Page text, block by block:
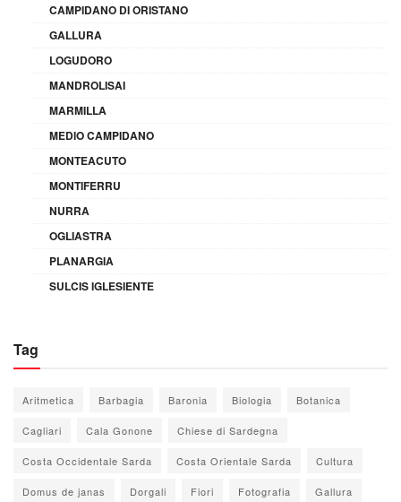
CAMPIDANO DI ORISTANO
GALLURA
LOGUDORO
MANDROLISAI
MARMILLA
MEDIO CAMPIDANO
MONTEACUTO
MONTIFERRU
NURRA
OGLIASTRA
PLANARGIA
SULCIS IGLESIENTE
Tag
Aritmetica Barbagia Baronia Biologia Botanica
Cagliari Cala Gonone Chiese di Sardegna
Costa Occidentale Sarda Costa Orientale Sarda Cultura
Domus de janas Dorgali Fiori Fotografia Gallura